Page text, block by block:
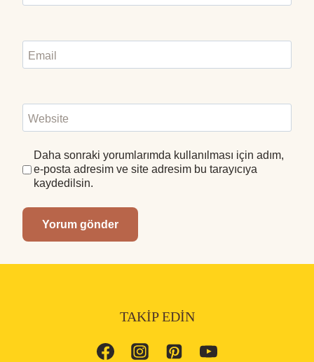
Email
Website
Daha sonraki yorumlarımda kullanılması için adım,
e-posta adresim ve site adresim bu tarayıcıya
kaydedilsin.
TAKIP EDIN